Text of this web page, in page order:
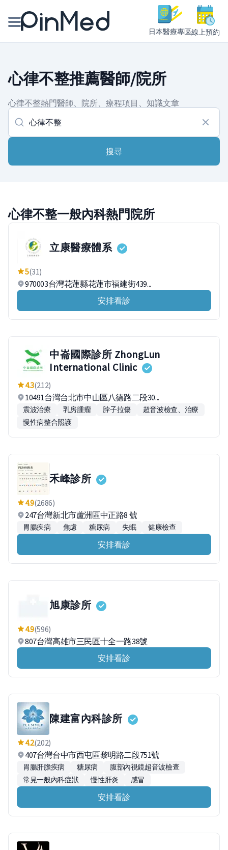
日本醫療專區線上預約
醫師專欄專訪
健康主題館
我是醫療人員
心律不整推薦醫師/院所
心律不整熱門醫師、院所、療程項目、知識文章
搜尋
心律不整一般內科熱門院所
立康醫療體系
5(31)
970003台灣花蓮縣花蓮市福建街439...
安排看診
中崙國際診所 ZhongLun
International Clinic
4.3(212)
10491台灣台北市中山區八德路二段30...
震波治療 乳房腫瘤 脖子拉傷
超音波檢查、治療
慢性病整合照護
禾峰診所
4.9(2686)
247台灣新北市蘆洲區中正路8 號
胃腸疾病 焦慮 糖尿病 失眠 健康檢查
安排看診
旭康診所
4.9(596)
807台灣高雄市三民區十全一路38號
安排看診
陳建富內科診所
4.2(202)
407台灣台中市西屯區黎明路二段751號
胃腸肝膽疾病 糖尿病
腹部內視鏡超音波檢查
常見一般內科症狀
慢性肝炎 感冒
安排看診